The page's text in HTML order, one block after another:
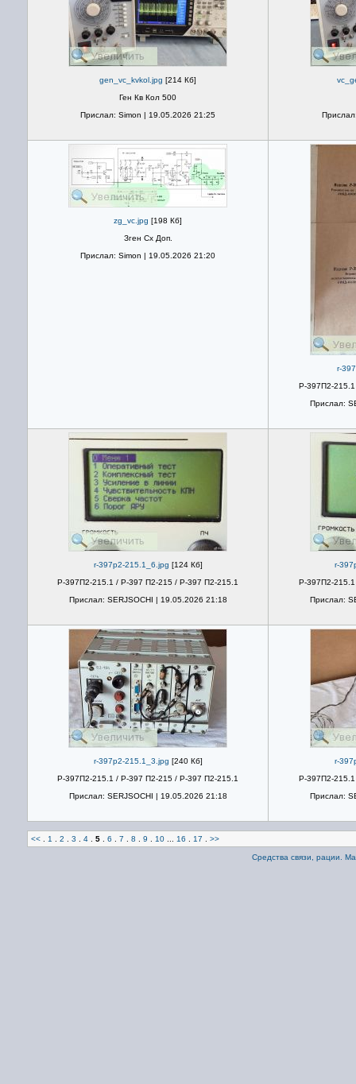
gen_vc_kvkol.jpg [214 Кб]
Ген Кв Кол 500
Прислал: Simon | 19.05.2026 21:25
zg_vc.jpg [198 Кб]
Зген Сх Доп.
Прислал: Simon | 19.05.2026 21:20
r-
Р-397П2-
Прислал:
r-397p2-215.1_6.jpg [124 Кб]
Р-397П2-215.1 / Р-397 П2-215 / Р-397 П2-215.1
Прислал: SERJSOCHI | 19.05.2026 21:18
r-
Р-397П2-
Прислал:
r-397p2-215.1_3.jpg [240 Кб]
Р-397П2-215.1 / Р-397 П2-215 / Р-397 П2-215.1
Прислал: SERJSOCHI | 19.05.2026 21:18
r-
Р-397П2-
Прислал:
<< 1 2 3 4 5 6 7 8 9 10 16 17 >>
Средства связи, рации.